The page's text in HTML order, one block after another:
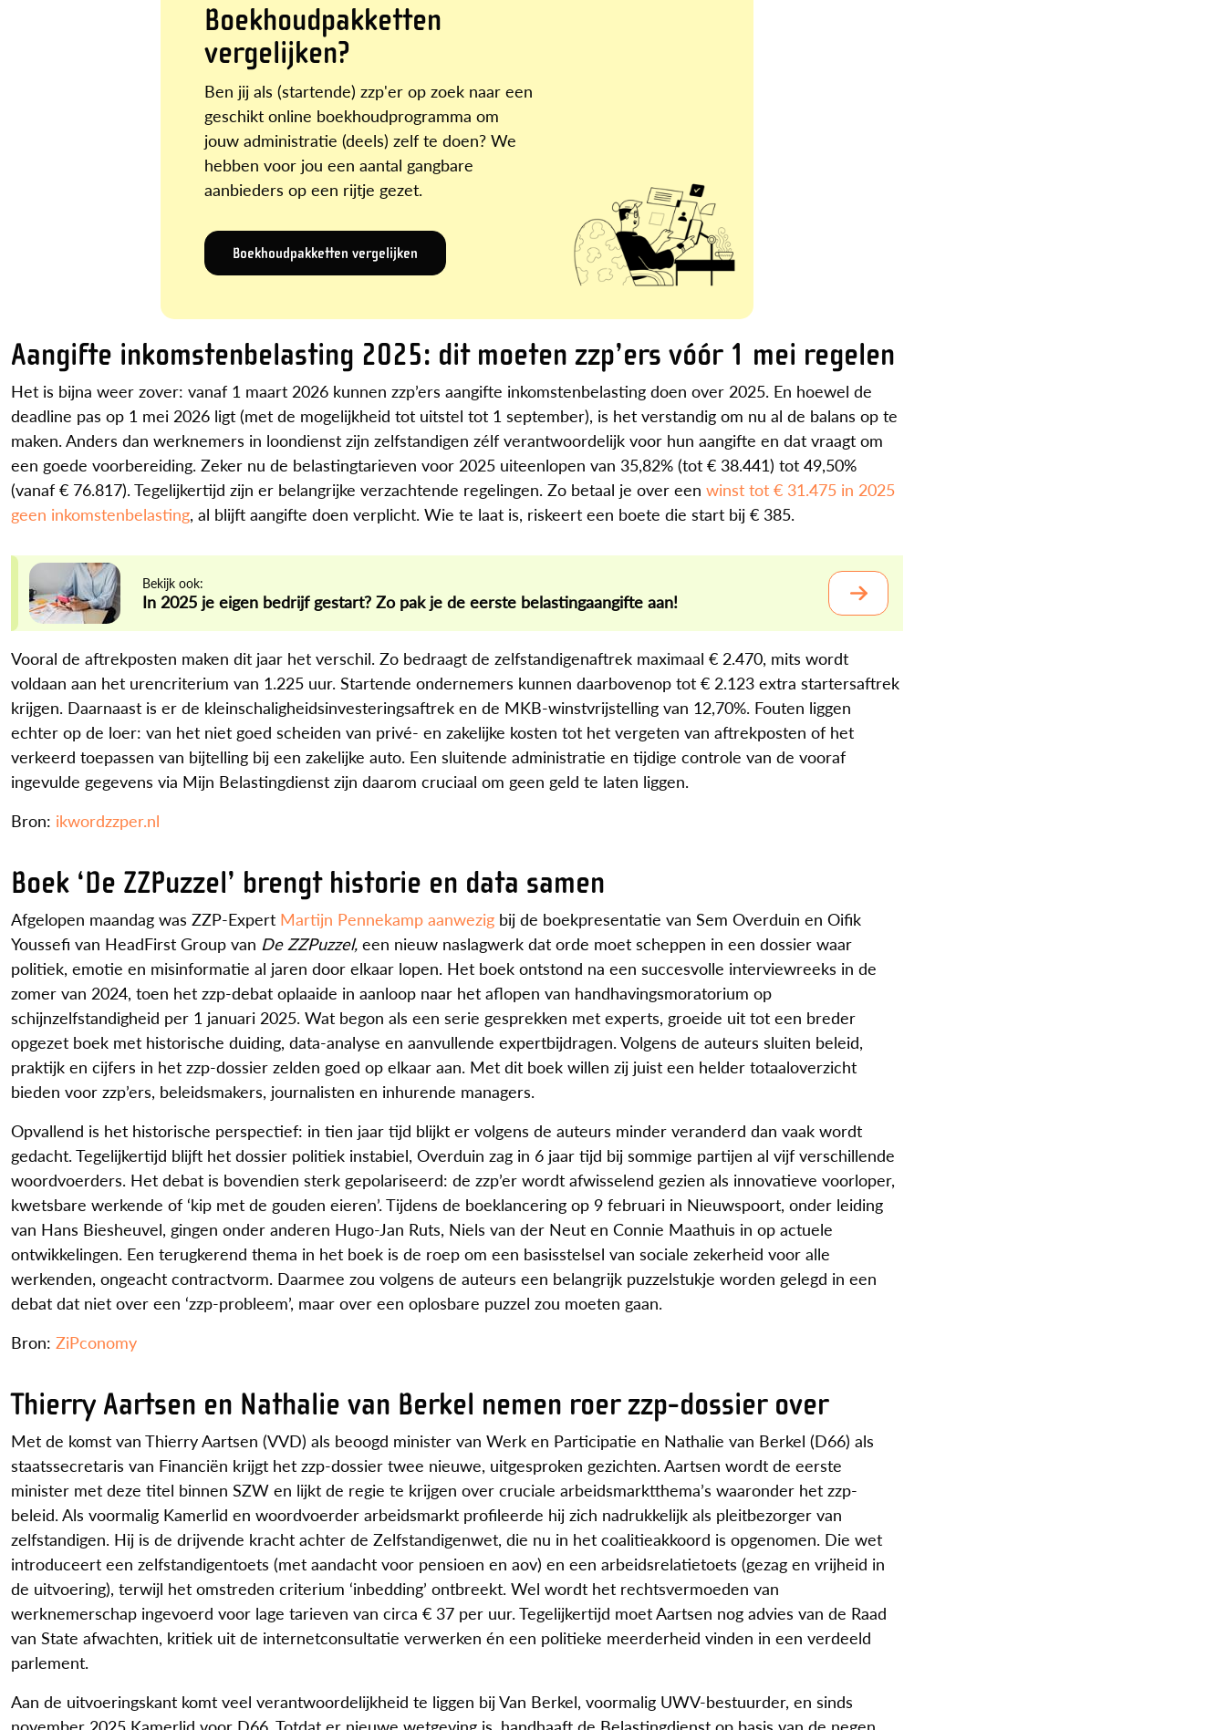
Boekhoudpakketten
vergelijken?
Ben jij als (startende) zzp'er op zoek naar een
geschikt online boekhoudprogramma om
jouw administratie (deels) zelf te doen? We
hebben voor jou een aantal gangbare
aanbieders op een rijtje gezet.
Boekhoudpakketten vergelijken
Aangifte inkomstenbelasting 2025: dit moeten zzp’ers vóór 1 mei regelen
Het is bijna weer zover: vanaf 1 maart 2026 kunnen zzp’ers aangifte inkomstenbelasting doen over 2025. En hoewel de
deadline pas op 1 mei 2026 ligt (met de mogelijkheid tot uitstel tot 1 september), is het verstandig om nu al de balans op te
maken. Anders dan werknemers in loondienst zijn zelfstandigen zélf verantwoordelijk voor hun aangifte en dat vraagt om
een goede voorbereiding. Zeker nu de belastingtarieven voor 2025 uiteenlopen van 35,82% (tot € 38.441) tot 49,50%
(vanaf € 76.817). Tegelijkertijd zijn er belangrijke verzachtende regelingen. Zo betaal je over een winst tot € 31.475 in 2025
geen inkomstenbelasting, al blijft aangifte doen verplicht. Wie te laat is, riskeert een boete die start bij € 385.
Bekijk ook:
In 2025 je eigen bedrijf gestart? Zo pak je de eerste belastingaangifte aan!
Vooral de aftrekposten maken dit jaar het verschil. Zo bedraagt de zelfstandigenaftrek maximaal € 2.470, mits wordt
voldaan aan het urencriterium van 1.225 uur. Startende ondernemers kunnen daarbovenop tot € 2.123 extra startersaftrek
krijgen. Daarnaast is er de kleinschaligheidsinvesteringsaftrek en de MKB-winstvrijstelling van 12,70%. Fouten liggen
echter op de loer: van het niet goed scheiden van privé- en zakelijke kosten tot het vergeten van aftrekposten of het
verkeerd toepassen van bijtelling bij een zakelijke auto. Een sluitende administratie en tijdige controle van de vooraf
ingevulde gegevens via Mijn Belastingdienst zijn daarom cruciaal om geen geld te laten liggen.
Bron: ikwordzzper.nl
Boek ‘De ZZPuzzel’ brengt historie en data samen
Afgelopen maandag was ZZP-Expert Martijn Pennekamp aanwezig bij de boekpresentatie van Sem Overduin en Oifik
Youssefi van HeadFirst Group van De ZZPuzzel, een nieuw naslagwerk dat orde moet scheppen in een dossier waar
politiek, emotie en misinformatie al jaren door elkaar lopen. Het boek ontstond na een succesvolle interviewreeks in de
zomer van 2024, toen het zzp-debat oplaaide in aanloop naar het aflopen van handhavingsmoratorium op
schijnzelfstandigheid per 1 januari 2025. Wat begon als een serie gesprekken met experts, groeide uit tot een breder
opgezet boek met historische duiding, data-analyse en aanvullende expertbijdragen. Volgens de auteurs sluiten beleid,
praktijk en cijfers in het zzp-dossier zelden goed op elkaar aan. Met dit boek willen zij juist een helder totaaloverzicht
bieden voor zzp’ers, beleidsmakers, journalisten en inhurende managers.
Opvallend is het historische perspectief: in tien jaar tijd blijkt er volgens de auteurs minder veranderd dan vaak wordt
gedacht. Tegelijkertijd blijft het dossier politiek instabiel, Overduin zag in 6 jaar tijd bij sommige partijen al vijf verschillende
woordvoerders. Het debat is bovendien sterk gepolariseerd: de zzp’er wordt afwisselend gezien als innovatieve voorloper,
kwetsbare werkende of ‘kip met de gouden eieren’. Tijdens de boeklancering op 9 februari in Nieuwspoort, onder leiding
van Hans Biesheuvel, gingen onder anderen Hugo-Jan Ruts, Niels van der Neut en Connie Maathuis in op actuele
ontwikkelingen. Een terugkerend thema in het boek is de roep om een basisstelsel van sociale zekerheid voor alle
werkenden, ongeacht contractvorm. Daarmee zou volgens de auteurs een belangrijk puzzelstukje worden gelegd in een
debat dat niet over een ‘zzp-probleem’, maar over een oplosbare puzzel zou moeten gaan.
Bron: ZiPconomy
Thierry Aartsen en Nathalie van Berkel nemen roer zzp-dossier over
Met de komst van Thierry Aartsen (VVD) als beoogd minister van Werk en Participatie en Nathalie van Berkel (D66) als
staatssecretaris van Financiën krijgt het zzp-dossier twee nieuwe, uitgesproken gezichten. Aartsen wordt de eerste
minister met deze titel binnen SZW en lijkt de regie te krijgen over cruciale arbeidsmarktthema’s waaronder het zzp-
beleid. Als voormalig Kamerlid en woordvoerder arbeidsmarkt profileerde hij zich nadrukkelijk als pleitbezorger van
zelfstandigen. Hij is de drijvende kracht achter de Zelfstandigenwet, die nu in het coalitieakkoord is opgenomen. Die wet
introduceert een zelfstandigentoets (met aandacht voor pensioen en aov) en een arbeidsrelatietoets (gezag en vrijheid in
de uitvoering), terwijl het omstreden criterium ‘inbedding’ ontbreekt. Wel wordt het rechtsvermoeden van
werknemerschap ingevoerd voor lage tarieven van circa € 37 per uur. Tegelijkertijd moet Aartsen nog advies van de Raad
van State afwachten, kritiek uit de internetconsultatie verwerken én een politieke meerderheid vinden in een verdeeld
parlement.
Aan de uitvoeringskant komt veel verantwoordelijkheid te liggen bij Van Berkel, voormalig UWV-bestuurder, en sinds